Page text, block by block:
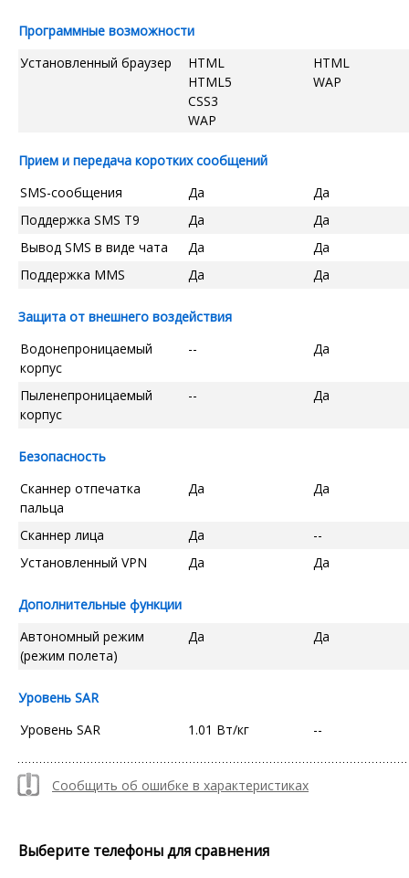
Программные возможности
Установленный браузер
HTML
HTML5
CSS3
WAP
HTML
WAP
Прием и передача коротких сообщений
SMS-сообщения
Да
Да
Поддержка SMS T9
Да
Да
Вывод SMS в виде чата
Да
Да
Поддержка MMS
Да Да
Защита от внешнего воздействия
Водонепроницаемый
корпус
-- Да
Пыленепроницаемый
корпус
-- Да
Безопасность
Сканнер отпечатка
пальца
Да Да
Сканнер лица Да
--
Установленный VPN
Да Да
Дополнительные функции
Автономный режим
(режим полета)
Да Да
Уровень SAR
Уровень SAR
1.01 Вт/кг --
Сообщить об ошибке в характеристиках
Выберите телефоны для сравнения